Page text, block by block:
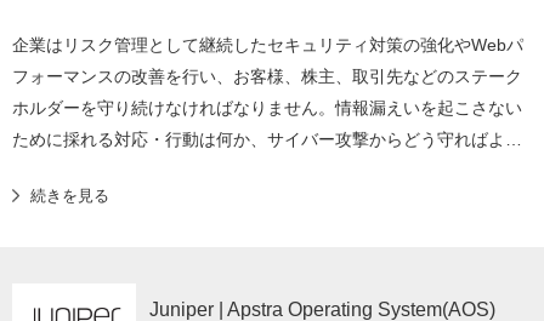
企業はリスク管理として継続したセキュリティ対策の強化やWebパ
フォーマンスの改善を行い、お客様、株主、取引先などのステーク
ホルダーを守り続けなければなりません。情報漏えいを起こさない
ために採れる対応・行動は何か、サイバー攻撃からどう守ればよい
面から対策方法をご紹介します。
続きを見る
Juniper | Apstra Operating System(AOS)